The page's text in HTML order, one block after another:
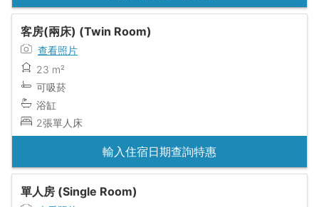
客房(兩床) (Twin Room)
查看照片
23 m²
可吸菸
浴缸
2張單人床
輸入住宿日期查詢特惠
單人房 (Single Room)